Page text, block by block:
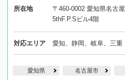
所在地
〒460-0002 愛知県名古
5thF.P.Sビル4階
対応エリア 愛知、静岡、岐阜、三重
愛知県 名古屋市